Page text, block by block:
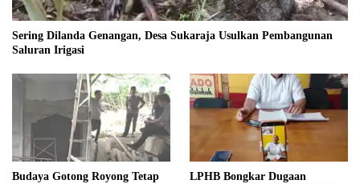
Sering Dilanda Genangan, Desa Sukaraja Usulkan Pembangunan
Saluran Irigasi
Budaya Gotong Royong Tetap
LPHB Bongkar Dugaan